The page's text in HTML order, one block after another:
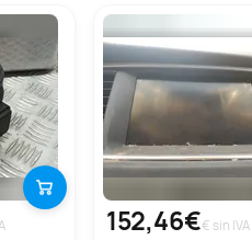
152,46€€ sin IVA